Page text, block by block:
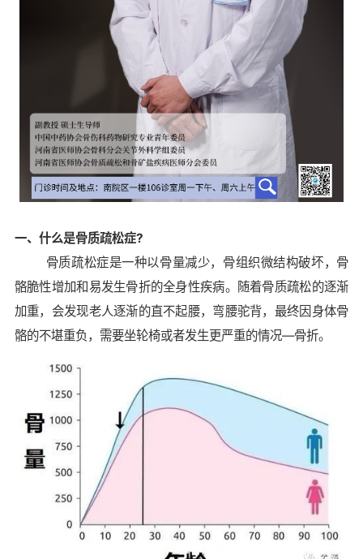
一、什么是骨质疏松症?
骨质疏松症是一种以骨量减少，骨组织微结构破坏，骨
骼脆性增加和易发生骨折的全身性疾病。随着骨质疏松的逐渐
加重，会发现老人逐渐的直不起腰，弯腰驼背，最终因身体骨
骼的不堪重负，需要坐轮椅或者发生更严重的情况—骨折。